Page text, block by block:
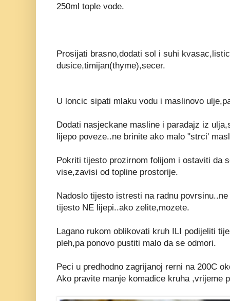
250ml tople vode.
Prosijati brasno,dodati sol i suhi
dusice,timijan(thyme),secer.
U loncic sipati mlaku vodu i maslinovo
Dodati nasjeckane masline i paradajz iz
lijepo poveze..ne brinite ako malo "strci'
Pokriti tijesto prozirnom folijom i ostaviti da
vise,zavisi od topline prostorije.
Nadoslo tijesto istresti na radnu
tijesto NE lijepi..ako zelite,mozete.
Lagano rukom oblikovati kruh ILI podijeliti
pleh,pa ponovo pustiti malo da se odmori.
Peci u predhodno zagrijanoj rerni na 200C
Ako pravite manje komadice kruha ,vrijeme